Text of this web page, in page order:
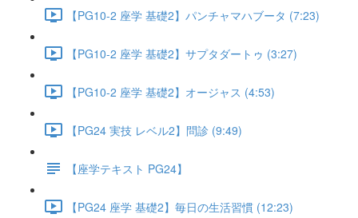
【PG10-2 座学 基礎2】パンチャマハブータ (7:23)
【PG10-2 座学 基礎2】サプタダートゥ (3:27)
【PG10-2 座学 基礎2】オージャス (4:53)
【PG24 実技 レベル2】問診 (9:49)
【座学テキスト PG24】
【PG24 座学 基礎2】毎日の生活習慣 (12:23)